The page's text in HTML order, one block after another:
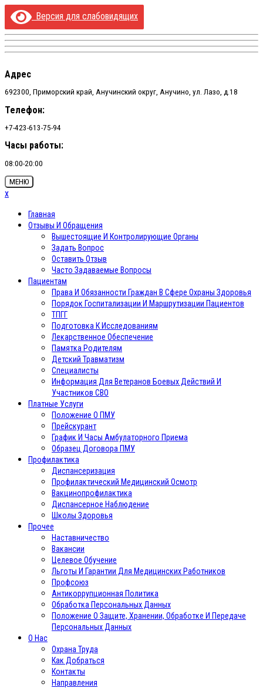
Версия для слабовидящих
Перейти
содержимому
Адрес
692300, Приморский край, Анучинский округ, Анучино, ул. Лазо, д.18
Телефон:
+7-423-613-75-94
Часы работы:
08:00-20:00
МЕНЮ
x
Главная
Отзывы И Обращения
Вышестоящие И Контролирующие Органы
Задать Вопрос
Оставить Отзыв
Часто Задаваемые Вопросы
Пациентам
Права И Обязанности Граждан В Сфере Охраны Здоровья
Порядок Госпитализации И Маршрутизации Пациентов
ТПГГ
Подготовка К Исследованиям
Лекарственное Обеспечение
Памятка Родителям
Детский Травматизм
Специалисты
Информация Для Ветеранов Боевых Действий И
Участников СВО
Платные Услуги
Положение О ПМУ
Прейскурант
График И Часы Амбулаторного Приема
Образец Договора ПМУ
Профилактика
Диспансеризация
Профилактический Медицинский Осмотр
Вакцинопрофилактика
Диспансерное Наблюдение
Школы Здоровья
Прочее
Наставничество
Вакансии
Целевое Обучение
Льготы И Гарантии Для Медицинских Работников
Профсоюз
Антикоррупционная Политика
Обработка Персональных Данных
Положение О Защите, Хранении, Обработке И Передаче
Персональных Данных
О Нас
Охрана Труда
Как Добраться
Контакты
Направления